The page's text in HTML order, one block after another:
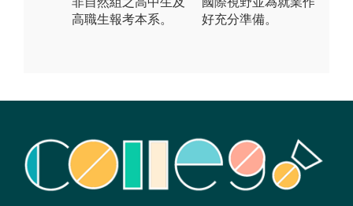
高職生報考本系。
好充分準備。